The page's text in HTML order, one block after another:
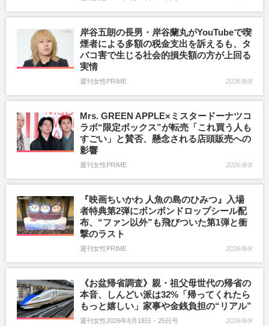
岸谷五朗の長男・岸谷蘭丸がYouTubeで喫
煙者による多額の税金支出を訴えるも、タ
バコ害で生じる社会的損失額の方が上回る
実情
週刊女性PRIME 2026/8/8
Mrs. GREEN APPLE×ミスタードーナツコ
ラボ“限定ボックス”が転売「これ買う人も
すごい」と賛否、懸念される店頭販売への
影響
週刊女性PRIME 2026/8/8
『映画ちいかわ 人魚の島のひみつ』入場
者特典第2弾にボンボンドロップシール配
布、“ファン以外”も飛びついた第1弾と衝
撃のラスト
週刊女性PRIME 2026/8/8
《お盆帰省調査》親・祖父母世代の帰省の
本音、しんどい派は32%「帰ってくれたら
もっと嬉しい」家事や金銭負担の“リアル”
週刊女性2026年8月18日・25日号 2026/8/8